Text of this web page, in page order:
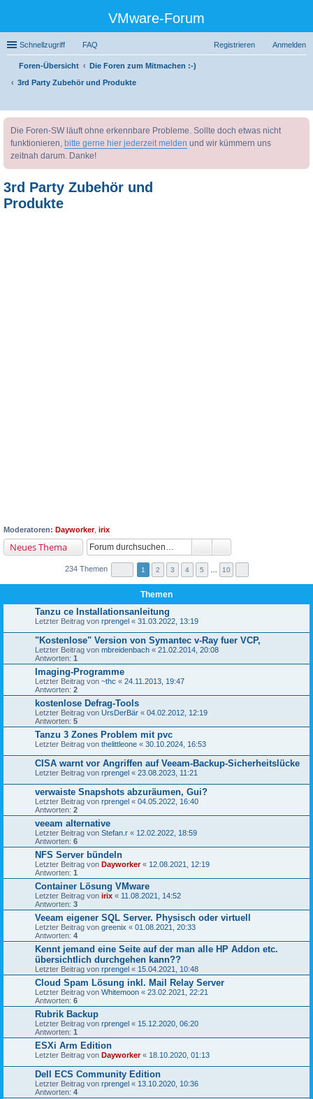
VMware-Forum
Schnellzugriff FAQ Anmelden
Registrieren
Foren-Übersicht
Die Foren zum Mitmachen :-)
3rd Party Zubehör und Produkte
uc
Die Foren-SW läuft ohne erkennbare Probleme. Sollte doch etwas nicht
funktionieren, bitte gerne hier jederzeit melden und wir kümmern uns
zeitnah darum. Danke!
3rd Party Zubehör und
Produkte
Moderatoren: Dayworker, irix
Neues Thema
234 Themen 1 2 3 4 5 10
Themen
Tanzu ce Installationsanleitung
Letzter Beitrag von rprengel « 31.03.2022, 13:19
"Kostenlose" Version von Symantec v-Ray fuer VCP,
Letzter Beitrag von mbreidenbach « 21.02.2014, 20:08
Antworten: 1
Imaging-Programme
Letzter Beitrag von ~thc « 24.11.2013, 19:47
Antworten: 2
kostenlose Defrag-Tools
Letzter Beitrag von UrsDerBär « 04.02.2012, 12:19
Antworten: 5
Tanzu 3 Zones Problem mit pvc
Letzter Beitrag von thelittleone « 30.10.2024, 16:53
CISA warnt vor Angriffen auf Veeam-Backup-Sicherheitslücke
Letzter Beitrag von rprengel « 23.08.2023, 11:21
verwaiste Snapshots abzuräumen, Gui?
Letzter Beitrag von rprengel « 04.05.2022, 16:40
Antworten: 2
veeam alternative
Letzter Beitrag von Stefan.r « 12.02.2022, 18:59
Antworten: 6
NFS Server bündeln
Letzter Beitrag von Dayworker« 12.08.2021, 12:19
Antworten: 1
Container Lösung VMware
Letzter Beitrag von irix « 11.08.2021, 14:52
Antworten: 3
Veeam eigener SQL Server. Physisch oder virtuell
Letzter Beitrag von greenix « 01.08.2021, 20:33
Antworten: 4
Kennt jemand eine Seite auf der man alle HP Addon etc.
übersichtlich durchgehen kann??
Letzter Beitrag von rprengel « 15.04.2021, 10:48
Cloud Spam Lösung inkl. Mail Relay Server
Letzter Beitrag von Whitemoon « 23.02.2021, 22:21
Antworten: 6
Rubrik Backup
Letzter Beitrag von rprengel « 15.12.2020, 06:20
Antworten: 1
ESXi Arm Edition
Letzter Beitrag von Dayworker« 18.10.2020, 01:13
Dell ECS Community Edition
Letzter Beitrag von rprengel « 13.10.2020, 10:36
Antworten: 4